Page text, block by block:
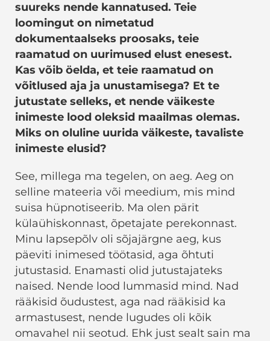
suureks nende kannatused. Teie
loomingut on nimetatud
dokumentaalseks proosaks, teie
raamatud on uurimused elust enesest.
Kas võib öelda, et teie raamatud on
võitlused aja ja unustamisega? Et te
jutustate selleks, et nende väikeste
inimeste lood oleksid maailmas olemas.
Miks on oluline uurida väikeste, tavaliste
inimeste elusid?
See, millega ma tegelen, on aeg. Aeg on
selline mateeria või meedium, mis mind
suisa hüpnotiseerib. Ma olen pärit
külaühiskonnast, õpetajate perekonnast.
Minu lapsepõlv oli sõjajärgne aeg, kus
päeviti inimesed töötasid, aga õhtuti
jutustasid. Enamasti olid jutustajateks
naised. Nende lood lummasid mind. Nad
rääkisid õudustest, aga nad rääkisid ka
armastusest, nende lugudes oli kõik
omavahel nii seotud. Ehk just sealt sain ma